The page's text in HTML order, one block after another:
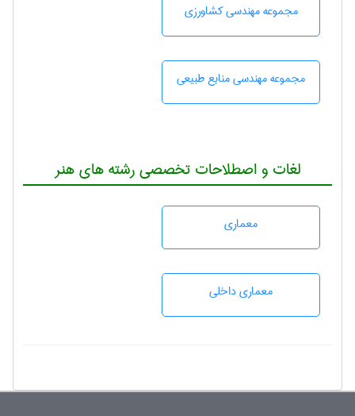
مجموعه مهندسی كشاورزی
مجموعه مهندسی منابع طبيعی
لغات و اصطلاحات تخصصی رشته های هنر
معماری
معماری داخلی